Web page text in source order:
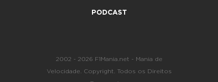
PODCAST
2002 - 2026 F1Mania.net - Mania de
Velocidade. Copyright. Todos os Direitos